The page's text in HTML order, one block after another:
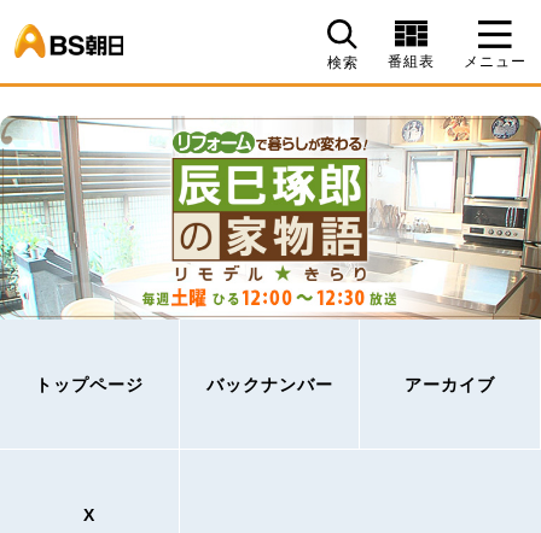
検索 番組表 メニュー
トップページ バックナンバー アーカイブ
X